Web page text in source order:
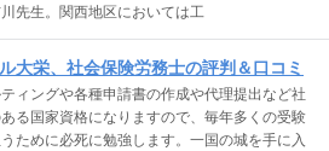
先生。関西地区においては工
大栄、社会保険労務士の評判＆口コミ
ィングや各種申請書の作成や代理提出など社
る国家資格になりますので、毎年多くの受験
ために必死に勉強します。一国の城を手に入